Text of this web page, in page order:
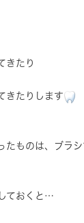
きたり
きたりします
たものは、ブラ
ておくと…